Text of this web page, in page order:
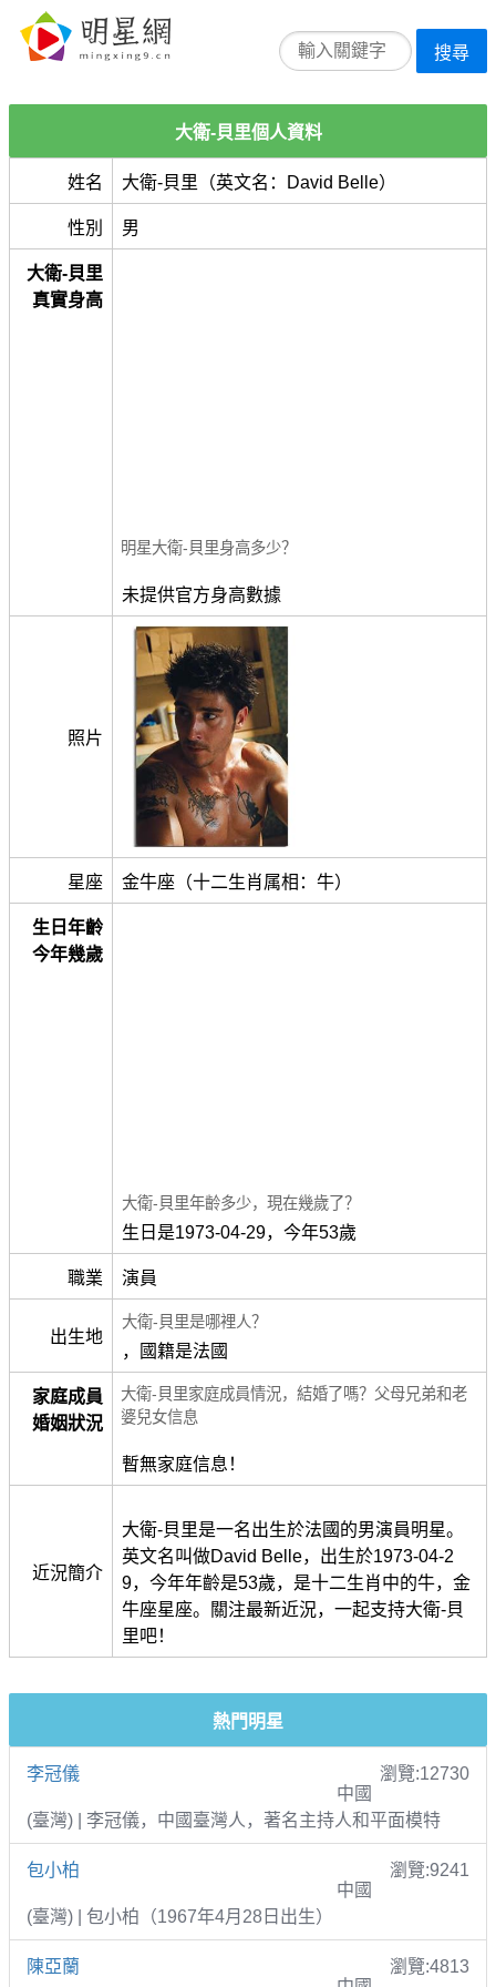
搜尋
大衛-貝里個人資料
姓名 大衛-貝里（英文名：David Belle）
性別 男
大衛-貝里
真實身高
明星大衛-貝里身高多少？
未提供官方身高數據
照片
星座 金牛座（十二生肖属相：牛）
生日年齡
今年幾歲
大衛-貝里年齡多少，現在幾歲了？
生日是1973-04-29，今年53歲
職業 演員
出生地
大衛-貝里是哪裡人？
，國籍是法國
家庭成員
婚姻狀況
大衛-貝里家庭成員情況，結婚了嗎？父母兄弟和老
婆兒女信息
暫無家庭信息！
近況簡介
大衛-貝里是一名出生於法國的男演員明星。
英文名叫做David Belle，出生於1973-04-2
9，今年年齡是53歲，是十二生肖中的牛，金
牛座星座。關注最新近況，一起支持大衛-貝
里吧！
熱門明星
李冠儀
瀏覽:12730
中國
(臺灣) | 李冠儀，中國臺灣人，著名主持人和平面模特
包小柏
瀏覽:9241
中國
(臺灣) | 包小柏（1967年4月28日出生）
陳亞蘭
瀏覽:4813